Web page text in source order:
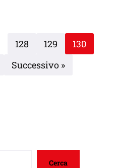
128 129
130
Successivo »
Cerca